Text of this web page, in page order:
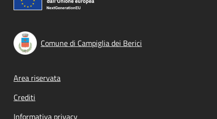
Comune di Campiglia dei Berici
Footer menu
Area riservata
Crediti
Informativa privacy